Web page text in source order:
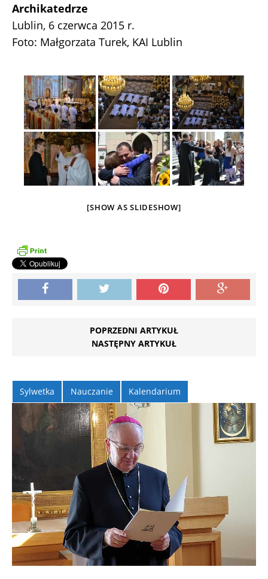
Archikatedrze
Lublin, 6 czerwca 2015 r.
Foto: Małgorzata Turek, KAI Lublin
[SHOW AS SLIDESHOW]
POPRZEDNI ARTYKUŁ
NASTĘPNY ARTYKUŁ
Sylwetka Nauczanie Kalendarium